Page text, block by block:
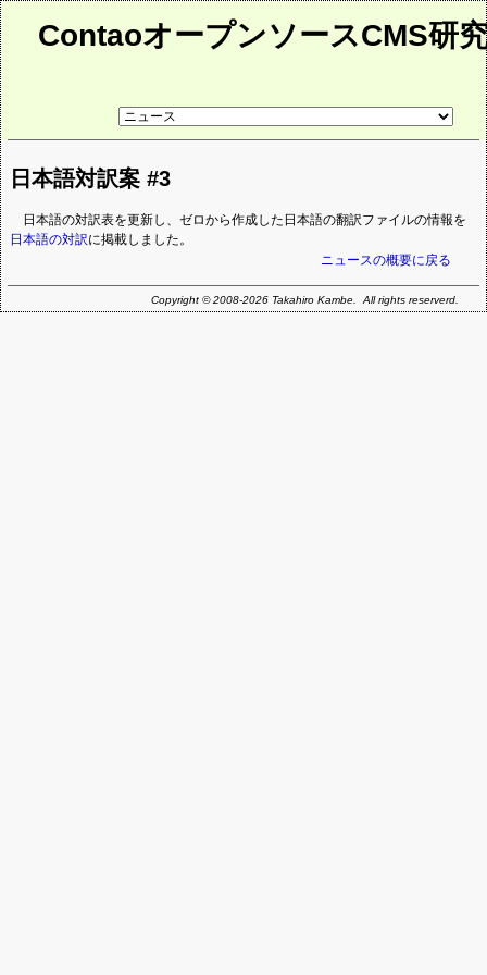
ContaoオープンソースCMS研
リ
ペ
ー
日本語対訳案 #3
日本語の対訳表を更新し、ゼロから作成した日本語の翻訳ファイルの情報を
日本語の対訳に掲載しました。
ニュースの概要に戻る
Copyright © 2008-2026 Takahiro Kambe. All rights reserverd.